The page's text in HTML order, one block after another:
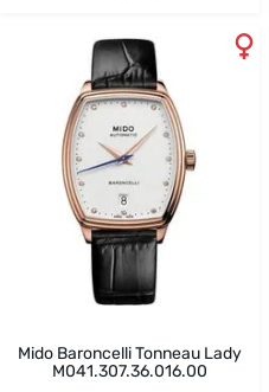
Mido Baroncelli Tonneau Lady
M041.307.36.016.00